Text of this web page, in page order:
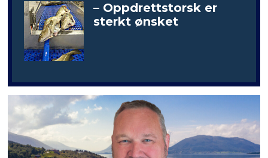
– Oppdrettstorsk er
sterkt ønsket